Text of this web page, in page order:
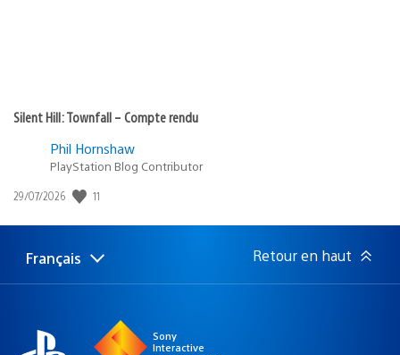
Silent Hill: Townfall – Compte rendu
Phil Hornshaw
PlayStation Blog Contributor
Date
publication
29/07/2026 11
Choisir
Région
Français Retour en haut
Sony
Interactive